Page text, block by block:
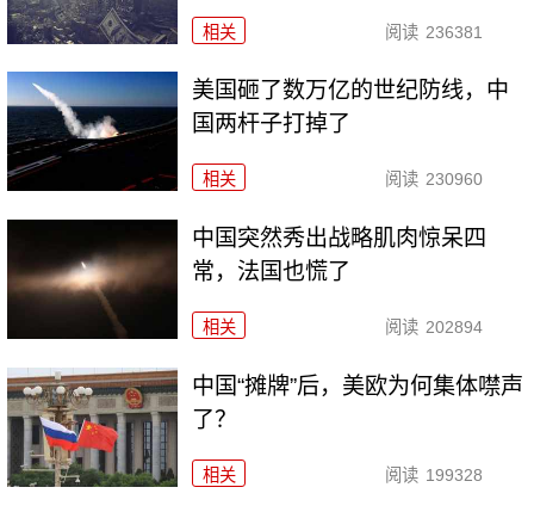
相关 阅读 236381
美国砸了数万亿的世纪防线，中
国两杆子打掉了
相关 阅读 230960
中国突然秀出战略肌肉惊呆四
常，法国也慌了
相关 阅读 202894
中国“摊牌”后，美欧为何集体噤声
了？
相关 阅读 199328